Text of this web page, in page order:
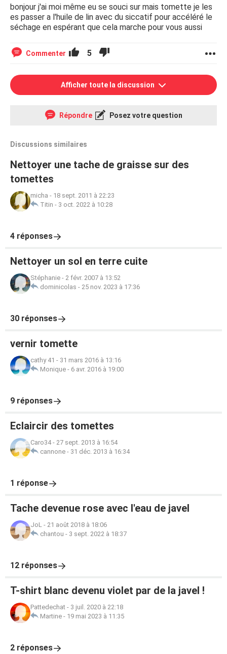
bonjour j'ai moi même eu se souci sur mais tomette je les
es passer a l'huile de lin avec du siccatif pour accéléré le
séchage en espérant que cela marche pour vous aussi
Commenter 5
Afficher toute la discussion
Répondre Posez votre question
Discussions similaires
Nettoyer une tache de graisse sur des
tomettes
micha - 18 sept. 2011 à 22:23
Titin - 3 oct. 2022 à 10:28
4 réponses
Nettoyer un sol en terre cuite
Stéphanie - 2 févr. 2007 à 13:52
dominicolas - 25 nov. 2023 à 17:36
30 réponses
vernir tomette
cathy 41 - 31 mars 2016 à 13:16
Monique - 6 avr. 2016 à 19:00
9 réponses
Eclaircir des tomettes
Caro34- 27 sept. 2013 à 16:54
cannone - 31 déc. 2013 à 16:34
1 réponse
Tache devenue rose avec l'eau de javel
JoL - 21 août 2018 à 18:06
chantou - 3 sept. 2022 à 18:37
12 réponses
T-shirt blanc devenu violet par de la javel !
Pattedechat - 3 juil. 2020 à 22:18
Martine - 19 mai 2023 à 11:35
2 réponses